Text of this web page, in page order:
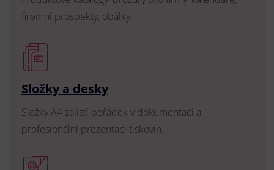
firemní prospekty, obálky.
Složky a desky
Složky A4 zajistí pořádek v dokumentaci a
profesionální prezentaci tiskovin.